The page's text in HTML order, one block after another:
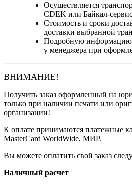
Осуществляется
CDEK или Байкал-сервис
Стоимость и сроки
доставки выбранной
Подробную информацию
у менеджера при
ВНИМАНИЕ!
Получить заказ оформленный на
только при наличии печати или
организации!
К оплате принимаются платежные
MasterCard WorldWide, МИР.
Вы можете оплатить свой заказ
Наличный расчет